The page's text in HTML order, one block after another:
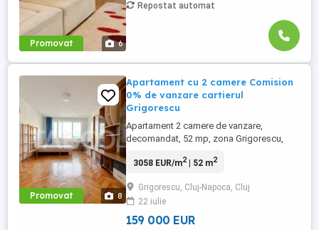
Promovat 6
Repostat automat
Promovat 8
Apartament cu 2 camere Comision
0% de vanzare cartierul
Grigorescu
Apartament 2 camere de vanzare,
decomandat, 52 mp, zona Grigorescu,
majore ale acestui apartament: -
TABOO Imobiliare propune un apartament
de vanzare cu 2 camere, decomandat,
situat ...
3058 EUR/m2| 52 m2
Grigorescu, Cluj-Napoca, Cluj
22 iulie
159 000 EUR